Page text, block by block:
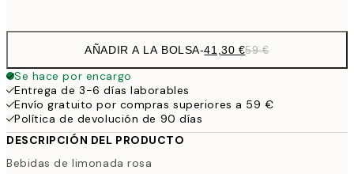
AÑADIR A LA BOLSA-41,30 €59 €
Se hace por encargo
Entrega de 3-6 días laborables
Envío gratuito por compras superiores a 59 €
Política de devolución de 90 días
DESCRIPCIÓN DEL PRODUCTO
Bebidas de limonada rosa